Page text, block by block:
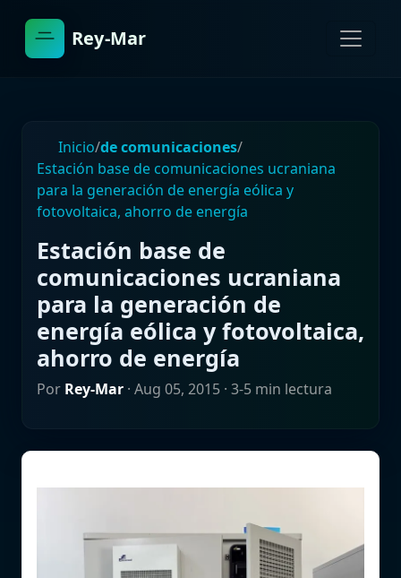
Rey-Mar
Inicio/de comunicaciones/
Estación base de comunicaciones ucraniana
para la generación de energía eólica y
fotovoltaica, ahorro de energía
Estación base de
comunicaciones ucraniana
para la generación de
energía eólica y fotovoltaica,
ahorro de energía
Por Rey-Mar · Aug 05, 2015 · 3-5 min lectura